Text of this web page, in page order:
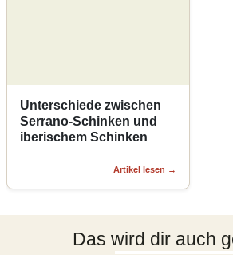
Unterschiede zwischen
Serrano-Schinken und
iberischem Schinken
Artikel lesen →
Das wird dir auch